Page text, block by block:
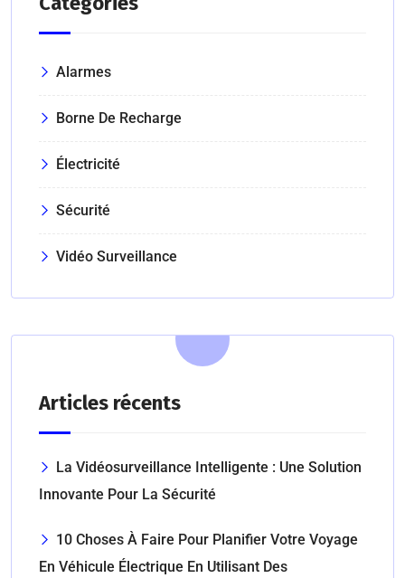
Alarmes
Borne De Recharge
Électricité
Sécurité
Vidéo Surveillance
Articles récents
La Vidéosurveillance Intelligente : Une Solution
Innovante Pour La Sécurité
10 Choses À Faire Pour Planifier Votre Voyage
En Véhicule Électrique En Utilisant Des